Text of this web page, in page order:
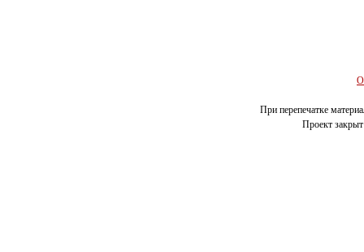
О
При перепечатке
Проект закрыт